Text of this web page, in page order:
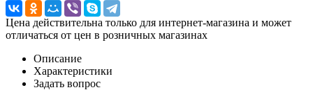
Цена действительна только для интернет-магазина и может
отличаться от цен в розничных магазинах
Описание
Характеристики
Задать вопрос